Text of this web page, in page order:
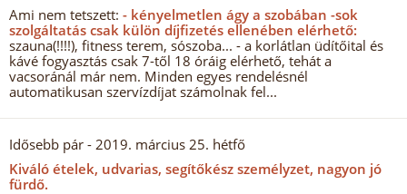
Ami nem tetszett: - kényelmetlen ágy a szobában -sok
szolgáltatás csak külön díjfizetés ellenében elérhető:
szauna(!!!!), fitness terem, sószoba... - a korlátlan üdítőital és
kávé fogyasztás csak 7-től 18 óráig elérhető, tehát a
vacsoránál már nem. Minden egyes rendelésnél
automatikusan szervízdíjat számolnak fel...
Idősebb pár - 2019. március 25. hétfő
Kiváló ételek, udvarias, segítőkész személyzet, nagyon jó
fürdő.